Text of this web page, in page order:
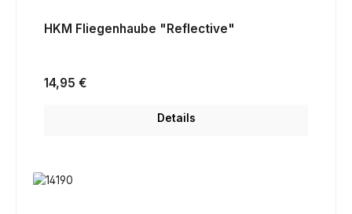
HKM Fliegenhaube "Reflective"
Regulärer Preis:
14,95 €
Details